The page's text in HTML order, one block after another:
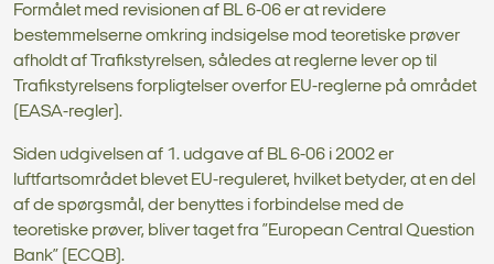
Formålet med revisionen af BL 6-06 er at revidere
bestemmelserne omkring indsigelse mod teoretiske prøver
afholdt af Trafikstyrelsen, således at reglerne lever op til
Trafikstyrelsens forpligtelser overfor EU-reglerne på området
(EASA-regler).
Siden udgivelsen af 1. udgave af BL 6-06 i 2002 er
luftfartsområdet blevet EU-reguleret, hvilket betyder, at en del
af de spørgsmål, der benyttes i forbindelse med de
teoretiske prøver, bliver taget fra ”European Central Question
Bank” (ECQB).